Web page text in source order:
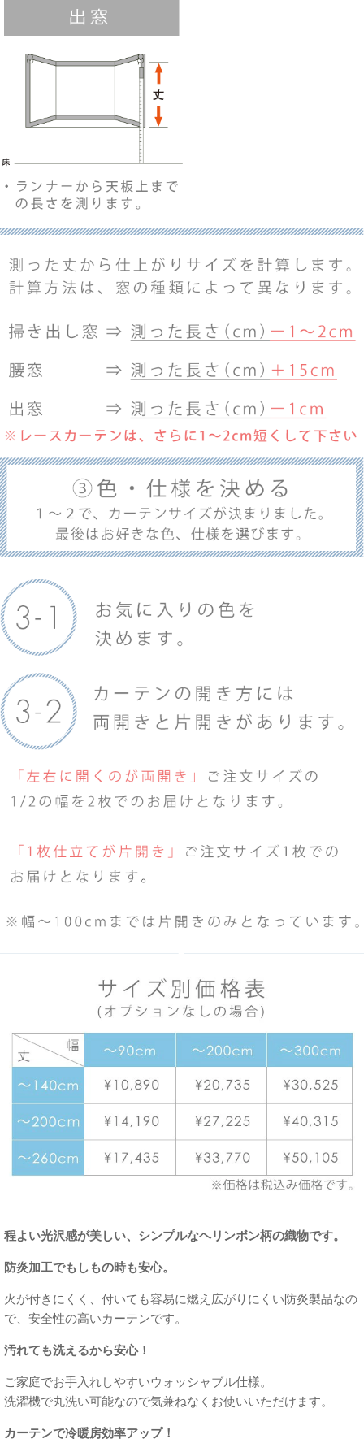
程よい光沢感が美しい、シンプルなヘリンボン柄の織物です。
防炎加工でもしもの時も安心。
火が付きにくく、付いても容易に燃え広がりにくい防炎製品なの
で、安全性の高いカーテンです。
汚れても洗えるから安心！
ご家庭でお手入れしやすいウォッシャブル仕様。
洗濯機で丸洗い可能なので気兼ねなくお使いいただけます。
カーテンで冷暖房効率アップ！